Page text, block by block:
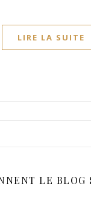
LIRE LA SUITE
LE BLOG